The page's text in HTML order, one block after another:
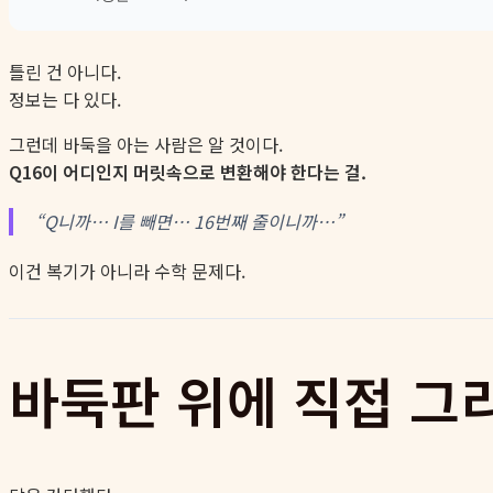
틀린 건 아니다.
정보는 다 있다.
그런데 바둑을 아는 사람은 알 것이다.
Q16이 어디인지 머릿속으로 변환해야 한다는 걸.
“Q니까… I를 빼면… 16번째 줄이니까…”
이건 복기가 아니라 수학 문제다.
바둑판 위에 직접 그